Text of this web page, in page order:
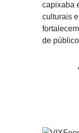
capixaba
culturais
de